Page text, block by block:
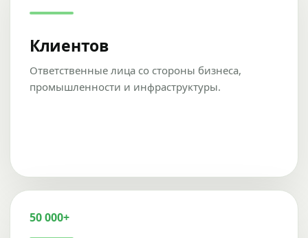
Клиентов
Ответственные лица со стороны бизнеса,
промышленности и инфраструктуры.
50 000+